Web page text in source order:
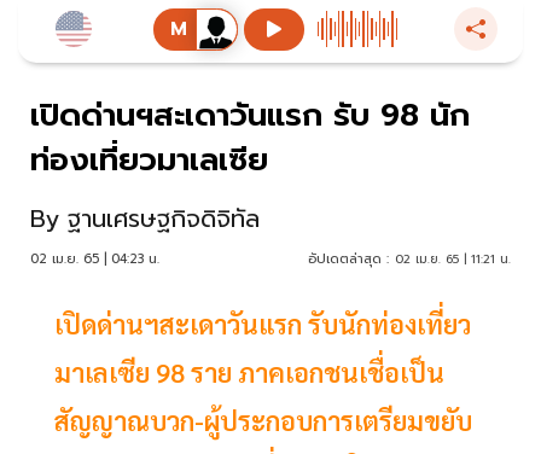
เปิดด่านฯสะเดาวันแรก รับ 98 นัก
ท่องเที่ยวมาเลเซีย
By ฐานเศรษฐกิจดิจิทัล
02 เม.ย. 65 | 04:23 น. อัปเดตล่าสุด : 02 เม.ย. 65 | 11:21 น.
เปิดด่านฯสะเดาวันแรก รับนักท่องเที่ยว
มาเลเซีย 98 ราย ภาคเอกชนเชื่อเป็น
สัญญาณบวก-ผู้ประกอบการเตรียมขยับ